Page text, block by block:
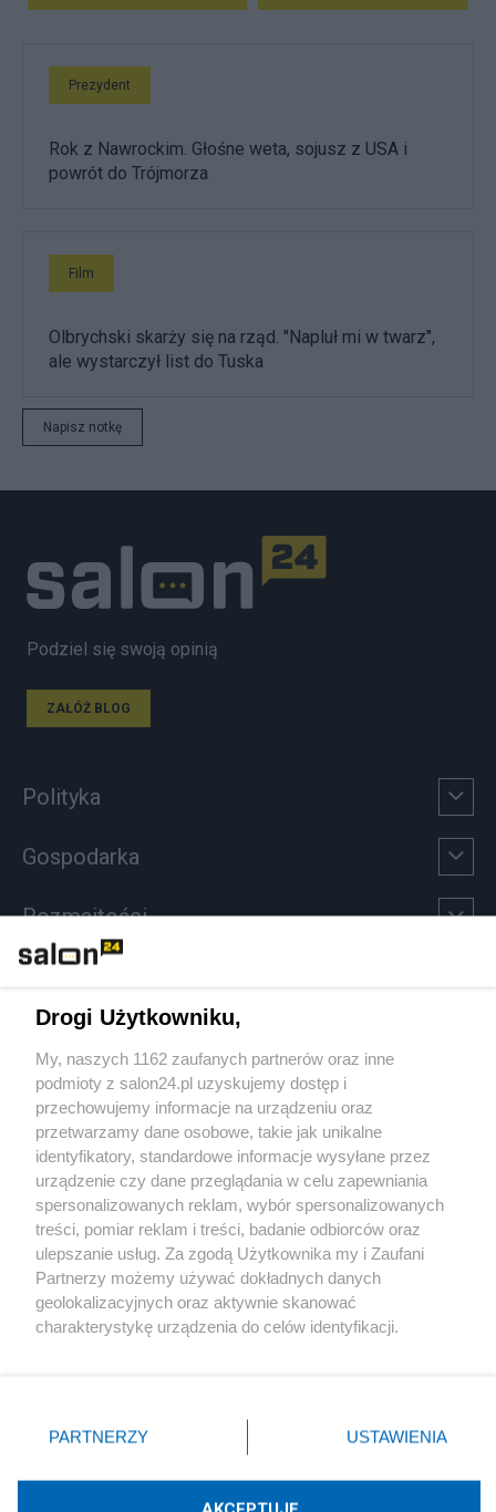
Prezydent
Rok z Nawrockim. Głośne weta, sojusz z USA i
powrót do Trójmorza
Film
Olbrychski skarży się na rząd. "Napluł mi w twarz",
ale wystarczył list do Tuska
Napisz notkę
Podziel się swoją opinią
ZAŁÓŻ BLOG
Polityka
Gospodarka
Rozmaitości
Sport
Społeczeństwo
Kultura
X Facebook Instagram Youtube
Drogi Użytkowniku,
My, naszych 1162 zaufanych partnerów oraz inne
podmioty z salon24.pl uzyskujemy dostęp i
przechowujemy informacje na urządzeniu oraz
przetwarzamy dane osobowe, takie jak unikalne
identyfikatory, standardowe informacje wysyłane przez
urządzenie czy dane przeglądania w celu zapewniania
spersonalizowanych reklam, wybór spersonalizowanych
treści, pomiar reklam i treści, badanie odbiorców oraz
ulepszanie usług. Za zgodą Użytkownika my i Zaufani
Partnerzy możemy używać dokładnych danych
geolokalizacyjnych oraz aktywnie skanować
charakterystykę urządzenia do celów identyfikacji.
zmienić/wycofać klikając przycisk ustawień prywatności
znajdujący się w lewym dolnym rogu strony
rodzaje przetwarzania danych nie wymagają zgody
użytkownika, ale masz prawo sprzeciwić się takiemu
PARTNERZY USTAWIENIA